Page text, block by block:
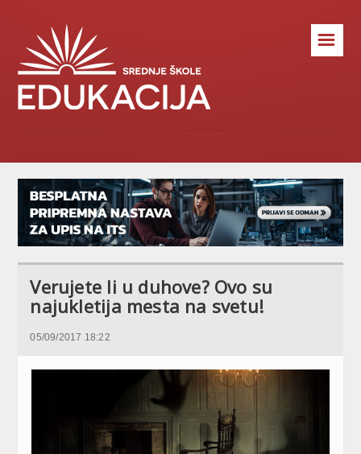
☰
Verujete li u duhove? Ovo su
najukletija mesta na svetu!
05/09/2017 18:22